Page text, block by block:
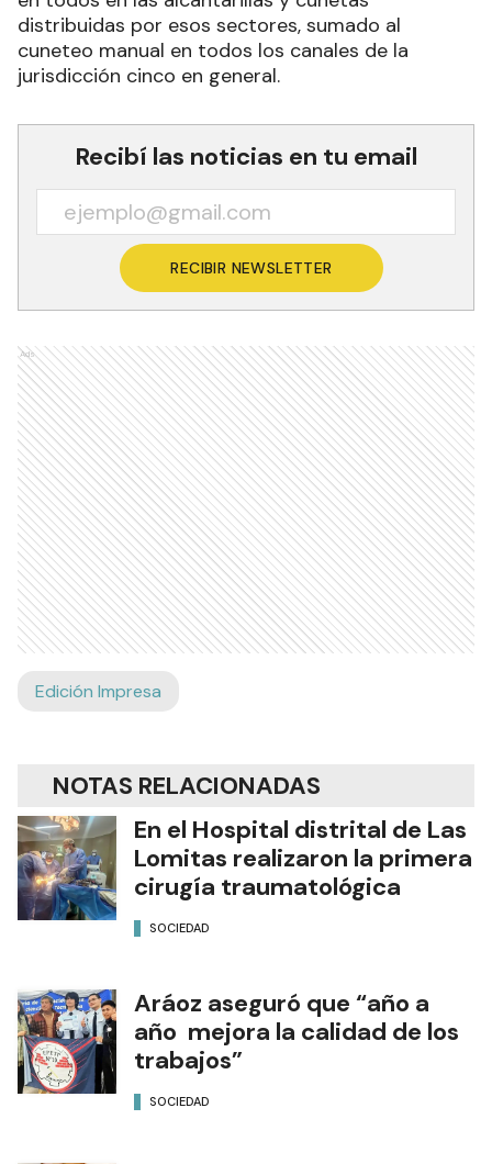
distribuidas por esos sectores, sumado al
cuneteo manual en todos los canales de la
jurisdicción cinco en general.
Recibí las noticias en tu email
RECIBIR NEWSLETTER
Ads
Edición Impresa
NOTAS RELACIONADAS
En el Hospital distrital de Las
Lomitas realizaron la primera
cirugía traumatológica
SOCIEDAD
Aráoz aseguró que “año a
año mejora la calidad de los
trabajos”
SOCIEDAD